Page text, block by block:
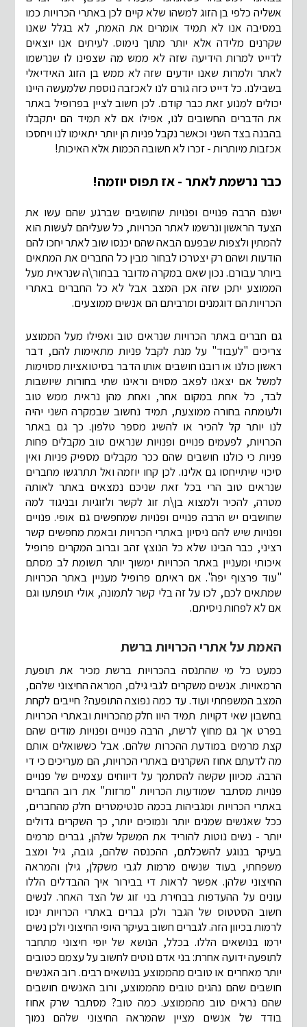
אשליה כלפי בן הזוג למשהו שלא קיים לכן באתרי הכרויות כמו
במסיבה אנו לא תמיד אומרים את האמת, לא בגלל שאנו
שקרנים מלידה אלא יותר מתוך נימוס. לעיתים אנו יוצאים
לדייט למרות הידיעה שזה לא ממש מה שצפינו לו שנרשמו
לאתר ולמרות שאנו יודעים שזה לא ממש בן הזוג האידיאלי
בשבילנו. כל דייט כזה גורם לנו לאכזבה נוספת שלמעשה היינו
יכולים למנוע זאת כבר קודם. לכן חשוב לציין בפרופיל באתר
את הדברים החשובים לנו, אפילו אם לא תמיד הם יתקבלו
בהבנה בצד השני וכאשר נקבל פניות הן יותר יתאימו לנו ויחסכו
אכזבות מיותרות - זכרו לא חשובה הכמות אלא האיכות!
כבר נרשמת לאתר - אז תפוס יוזמה!
ישנם הרבה פנויים ופנויות שחושבים שברגע שהם עשו את
הצעד הראשון ונרשמו לאתר הכרויות, כל שעליהם לעשות הוא
להמתין ולצפות שבפעם הבאה שהם יכנסו שוב לאתר יחכו להם
הודעות ושהם רק יצטרכו לבחור מבין כל החברים את המתאים
ביותר עבורם. נכון שאם במקרה מדובר בבחור\ה שנראית מעל
הממוצע יתכן שזה אכן המצב אבל לא כל החברים באתרי
הכרויות הם דוגמנים ומרביתם הם אנשים ממוצעים.
גם חברים באתר הכרויות שנראים טוב ואפילו מעל הממוצע
צריכים "לעבוד" על מנת לקבל פניות מתאימות להם, דבר
ראשון כולנו או רובנו חושבים אותו הדבר בסיטואציות מסוימות
למשל אם יצאנו לפאב מסוים וראינו שתי בחורות שיושבות
לבד, כל אחת במקום אחר, ואחת מהן נראית ממש טוב
ולעומתה בחורה ממוצעת, תמיד נחשוב שבמקרה השני יהיה
לנו יותר קל להכיר או להשיג מספר טלפון. כך גם באתר
הכרויות, לפעמים פנויים ופנויות שנראים טוב מקבלים פחות
פניות כי כולנו חושבים שהם ככר מקבלים מספיק פניות ואין
סיכוי שיתייחסו גם אלינו. לכן קחו יוזמה ואל תתרגשו מחברים
שנראים טוב הרי בכל זאת שניכם נמצאים באתר לאותה
מטרה, להכיר ולמצוא בן\ת זוג לקשר ולזוגיות ובניגוד למה
שחושבים יש הרבה פנויים ופנויות שמחפשים גם אופי. פנויים
ופנויות שיש להם ניסיון באתרי הכרויות ובאמת מחפשים קשר
רציני, כבר הבינו שלא כל הנוצץ זהב וברוב המקרים פרופיל
איכותי ומעניין באתר הכרויות ימשוך יותר תשומת לב מסתם
"עוד פרצוף יפה". אם ראיתם פרופיל מעניין באתר הכרויות
שמתאים לכם, לכו על זה בלי קשר לתמונה, אולי תופתעו וגם
אם לא לפחות ניסיתם.
האמת על אתרי הכרויות ברשת
כמעט כל מי שהתנסה בהכרויות ברשת מכיר את תופעת
הרמאויות. אנשים משקרים לגבי גילם, המראה החיצוני שלהם,
המצב המשפחתי ועוד. עד כמה נפוצה התופעה? חייבים לקחת
בחשבון שאי דקויות תמיד היוו חלק מהכרויות ובאתרי הכרויות
בפרט אך גם מחוץ לרשת, הרבה פנויים ופנויות מודים שהם
קצת מרמים במודעת ההכרות שלהם. אבל כששואלים אותם
מה לדעתם אחוז השקרנים באתרי הכרויות, הם מעריכים כי די
הרבה. מכיוון שקשה להסתמך על דיווחים עצמיים של פנויים
פנויות מסתבר שמודעות הכרויות "מרזות" את רוב החברים
באתרי הכרויות ומגביהות בכמה סנטימטרים חלק מהחברים,
ככל שאנשים שמנים יותר ונמוכים יותר, כך השקרים גדולים
יותר - נשים נוטות להוריד את המשקל שלהן, גברים מרמים
בעיקר בנוגע להשכלתם, ההכנסה שלהם, גובה, גיל ומצב
משפחתי, בעוד שנשים מרמות לגבי משקלן, גילן והמראה
החיצוני שלהן. אפשר לראות די בבירור איך ההבדלים הללו
עונים על ההעדפות בבחירת בני זוג של הצד האחר. לנשים
חשוב הסטטוס של הגבר ולכן גברים באתרי הכרויות ינסו
לרמות בכיוון הזה. לגברים חשוב בעיקר היופי החיצוני ולכן נשים
ירמו בנושאים הללו. בכלל, הנושא של יופי חיצוני מתחבר
לתופעה ידועה אחרת: בני אדם נוטים לחשוב על עצמם כטובים
יותר מאחרים או טובים מהממוצע בנושאים רבים. רוב האנשים
חושבים שהם נהגים טובים מהממוצע, ורוב האנשים חושבים
שהם נראים טוב מהממוצע. כמה טוב? מסתבר שרק אחוז
בודד של אנשים מציין שהמראה החיצוני שלהם נמוך